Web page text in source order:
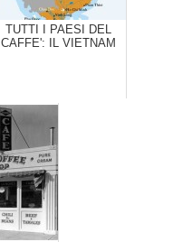
TUTTI I PAESI DEL
CAFFE': IL VIETNAM